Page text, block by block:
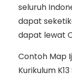
seluruh
dapat
dapat lewat
Contoh Map
Kurikulum